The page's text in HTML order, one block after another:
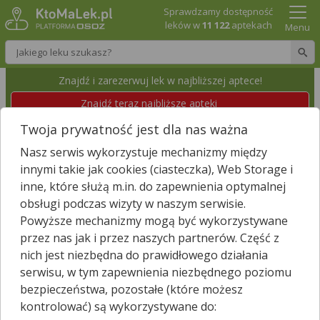
Wpisz nazwę leku
Sprawdzamy dostępność
leków w11 122aptekach Menu
Znajdź i zarezerwuj lek w najbliższej aptece!
Znajdź teraz najbliższe apteki
APTEKA POD BASZTĄ
Gubin, 3 Maja 1 Wyświetl numer
Id apteki: 871 522 Dzisiaj czynna09:00 – 15:00
Znajdź leki w okolicy i zarezerwuj
Godziny otwarcia
poniedziałek - piątek
Twoja prywatność jest dla nas ważna
Nasz serwis wykorzystuje mechanizmy między
innymi takie jak cookies (ciasteczka), Web Storage i
inne, które służą m.in. do zapewnienia optymalnej
obsługi podczas wizyty w naszym serwisie.
Powyższe mechanizmy mogą być wykorzystywane
przez nas jak i przez naszych partnerów. Część z
nich jest niezbędna do prawidłowego działania
serwisu, w tym zapewnienia niezbędnego poziomu
bezpieczeństwa, pozostałe (które możesz
kontrolować) są wykorzystywane do: